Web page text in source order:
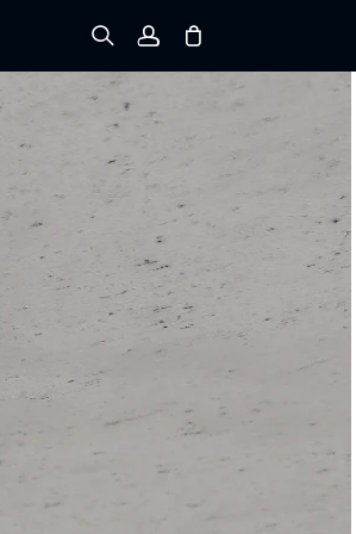
Registrieren
Einloggen
Bestellung verfolgen